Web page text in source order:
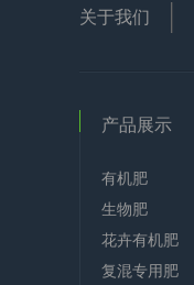
关于我们
产品展示
有机肥
生物肥
花卉有机肥
复混专用肥